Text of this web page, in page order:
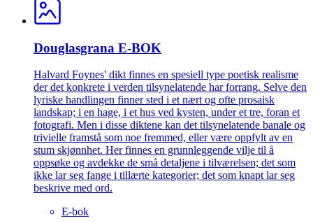
Douglasgrana E-BOK
Halvard Foynes' dikt finnes en spesiell type poetisk realisme
der det konkrete i verden tilsynelatende har forrang. Selve den
lyriske handlingen finner sted i et nært og ofte prosaisk
landskap; i en hage, i et hus ved kysten, under et tre, foran et
fotografi. Men i disse diktene kan det tilsynelatende banale og
trivielle framstå som noe fremmed, eller være oppfylt av en
stum skjønnhet. Her finnes en grunnleggende vilje til å
oppsøke og avdekke de små detaljene i tilværelsen; det som
ikke lar seg fange i tillærte kategorier; det som knapt lar seg
beskrive med ord.
E-bok